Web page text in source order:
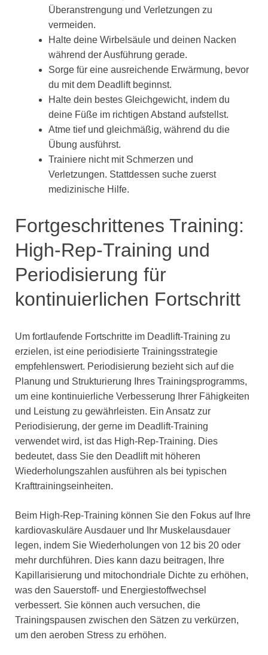
Überanstrengung und Verletzungen zu
vermeiden.
Halte deine Wirbelsäule und deinen Nacken
während der Ausführung gerade.
Sorge für eine ausreichende Erwärmung, bevor
du mit dem Deadlift beginnst.
Halte dein bestes Gleichgewicht, indem du
deine Füße im richtigen Abstand aufstellst.
Atme tief und gleichmäßig, während du die
Übung ausführst.
Trainiere nicht mit Schmerzen und
Verletzungen. Stattdessen suche zuerst
medizinische Hilfe.
Fortgeschrittenes Training:
High-Rep-Training und
Periodisierung für
kontinuierlichen Fortschritt
Um fortlaufende Fortschritte im Deadlift-Training zu
erzielen, ist eine periodisierte Trainingsstrategie
empfehlenswert. Periodisierung bezieht sich auf die
Planung und Strukturierung Ihres Trainingsprogramms,
um eine kontinuierliche Verbesserung Ihrer Fähigkeiten
und Leistung zu gewährleisten. Ein Ansatz zur
Periodisierung, der gerne im Deadlift-Training
verwendet wird, ist das High-Rep-Training. Dies
bedeutet, dass Sie den Deadlift mit höheren
Wiederholungszahlen ausführen als bei typischen
Krafttrainingseinheiten.
Beim High-Rep-Training können Sie den Fokus auf Ihre
kardiovaskuläre Ausdauer und Ihr Muskelausdauer
legen, indem Sie Wiederholungen von 12 bis 20 oder
mehr durchführen. Dies kann dazu beitragen, Ihre
Kapillarisierung und mitochondriale Dichte zu erhöhen,
was den Sauerstoff- und Energiestoffwechsel
verbessert. Sie können auch versuchen, die
Trainingspausen zwischen den Sätzen zu verkürzen,
um den aeroben Stress zu erhöhen.